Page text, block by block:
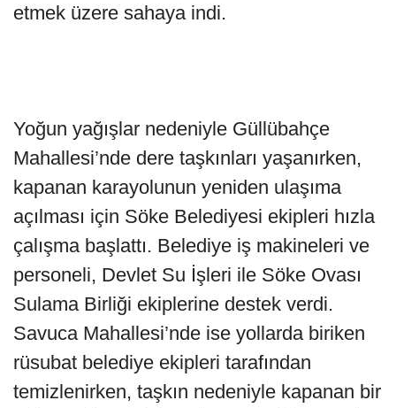
etmek üzere sahaya indi.
Yoğun yağışlar nedeniyle Güllübahçe
Mahallesi’nde dere taşkınları yaşanırken,
kapanan karayolunun yeniden ulaşıma
açılması için Söke Belediyesi ekipleri hızla
çalışma başlattı. Belediye iş makineleri ve
personeli, Devlet Su İşleri ile Söke Ovası
Sulama Birliği ekiplerine destek verdi.
Savuca Mahallesi’nde ise yollarda biriken
rüsubat belediye ekipleri tarafından
temizlenirken, taşkın nedeniyle kapanan bir